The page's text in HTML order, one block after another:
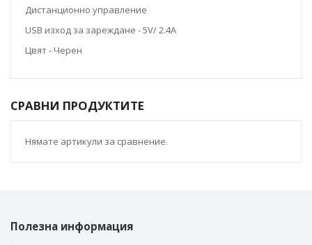
Дистанционно управление
USB изход за зареждане - 5V/ 2.4A
Цвят - Черен
СРАВНИ ПРОДУКТИТЕ
Нямате артикули за сравнение.
Полезна информация